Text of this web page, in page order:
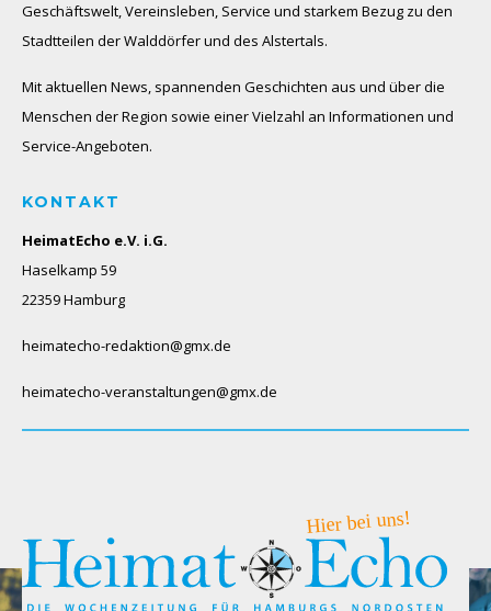
Geschäftswelt, Vereinsleben, Service und starkem Bezug zu den
Stadtteilen der Walddörfer und des Alstertals.
Mit aktuellen News, spannenden Geschichten aus und über die
Menschen der Region sowie einer Vielzahl an Informationen und
Service-Angeboten.
KONTAKT
HeimatEcho e.V. i.G.
Haselkamp 59
22359 Hamburg
heimatecho-redaktion@gmx.de
heimatecho-veranstaltungen@gmx.de